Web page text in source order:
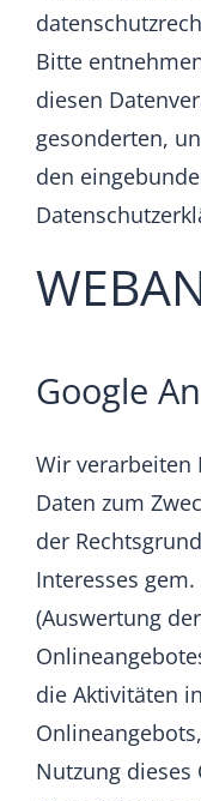
Bitte
diesen
gesonderten,
den
Google
Wir verarbeiten
Daten zum
der
Interesses gem.
(Auswertung
die Aktivitäten
Nutzung